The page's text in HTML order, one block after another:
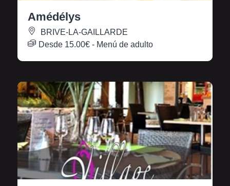
Amédélys
BRIVE-LA-GAILLARDE
Desde 15.00€ - Menú de adulto